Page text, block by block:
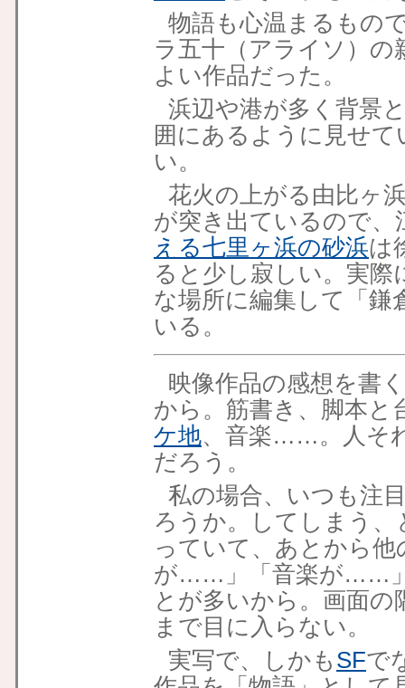
物語も心温まるもの
ラ五十（アライソ）
よい作品だった。
浜辺や港が多く背景
囲にあるように見せ
い。
花火の上がる由比ヶ
が突き出ているので、
える七里ヶ浜の砂浜は
ると少し寂しい。実
な場所に編集して「鎌
いる。
映像作品の感想を書
から。筋書き、脚本と
ケ地、音楽……。人そ
だろう。
私の場合、いつも注
ろうか。してしまう
っていて、あとから
が……」「音楽が……」
とが多いから。画面
まで目に入らない。
実写で、しかも SFで